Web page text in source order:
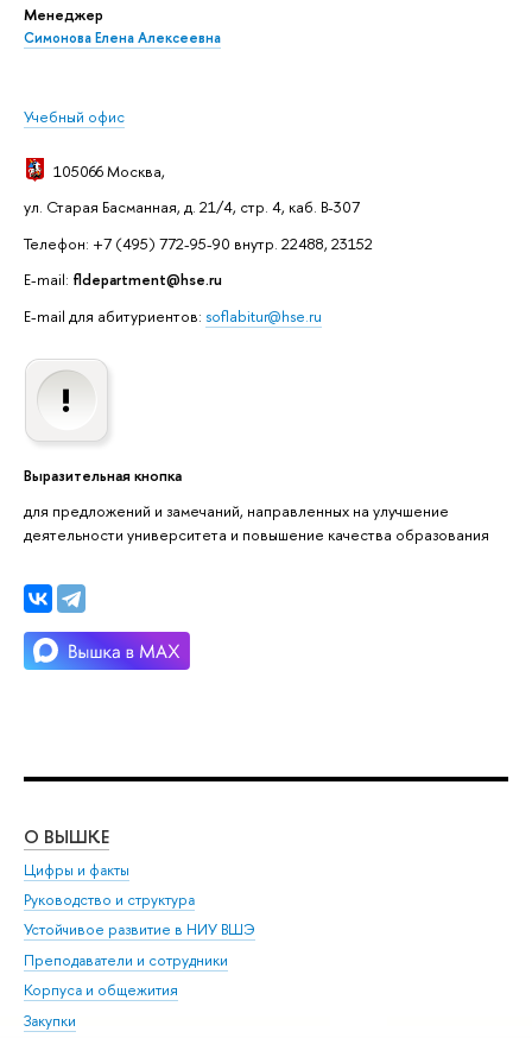
Менеджер
Симонова Елена Алексеевна
Учебный офис
105066 Москва,
ул. Старая Басманная, д. 21/4, стр. 4, каб. В-307
Телефон: +7 (495) 772-95-90 внутр. 22488, 23152
E-mail: fldepartment@hse.ru
E-mail для абитуриентов: soflabitur@hse.ru
Выразительная кнопка
для предложений и замечаний, направленных на улучшение
деятельности университета и повышение качества образования
О ВЫШКЕ
Цифры и факты
Руководство и структура
Устойчивое развитие в НИУ ВШЭ
Преподаватели и сотрудники
Корпуса и общежития
Закупки